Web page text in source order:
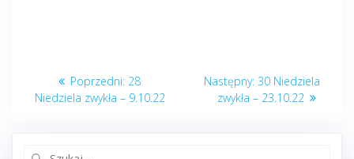
Nawigacja
wpisu
Poprzedni: Poprzedni
post:
28
Niedziela zwykła – 9.10.22
Następny: Następny
post:
30 Niedziela
zwykła – 23.10.22